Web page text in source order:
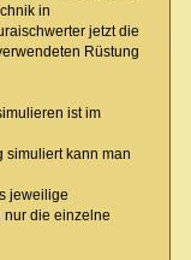
in
jetzt die
Rüstung
ist im
simuliert kann man
jeweilige
nur die einzelne